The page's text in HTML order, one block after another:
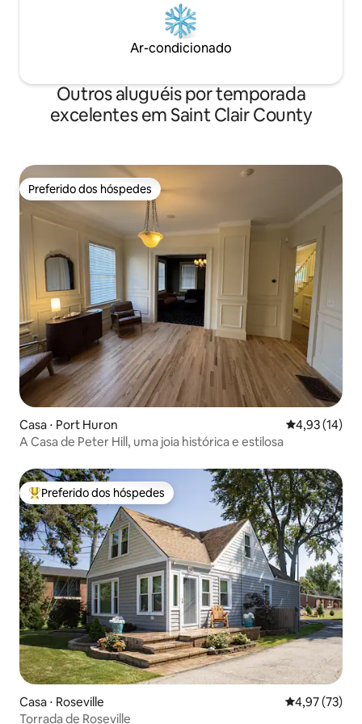
Ar-condicionado
Outros aluguéis por temporada
excelentes em Saint Clair County
Preferido dos hóspedes
Preferido dos hóspedes
Casa ⋅ Port Huron 4,93 de uma
4,93 (14)
A Casa de Peter Hill, uma joia histórica e estilosa
Entre os melhores preferidos dos hóspedes
Preferido dos hóspedes
Casa ⋅ Roseville 4,97 de uma
4,97 (73)
Torrada de Roseville